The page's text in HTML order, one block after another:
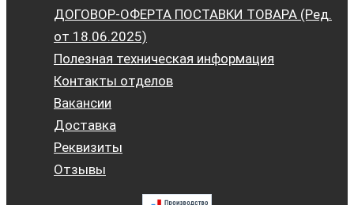
ДОГОВОР-ОФЕРТА ПОСТАВКИ ТОВАРА (Ред.
от 18.06.2025)
Полезная техническая информация
Контакты отделов
Вакансии
Доставка
Реквизиты
Отзывы